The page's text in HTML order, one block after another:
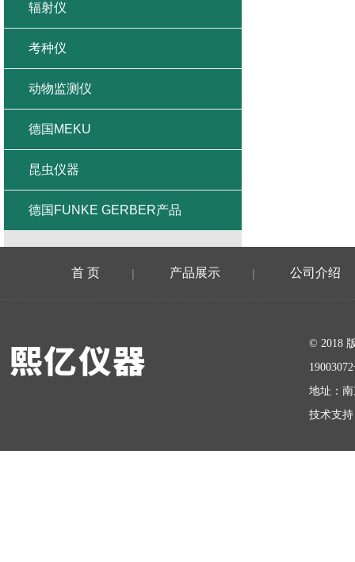
辐射仪
考种仪
动物监测仪
德国MEKU
昆虫仪器
德国FUNKE GERBER产品
首 页 | 产品展示 | 公司介绍
© 2018
地址：
技术支